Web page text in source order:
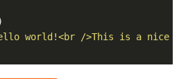
world!<br />This is a nice